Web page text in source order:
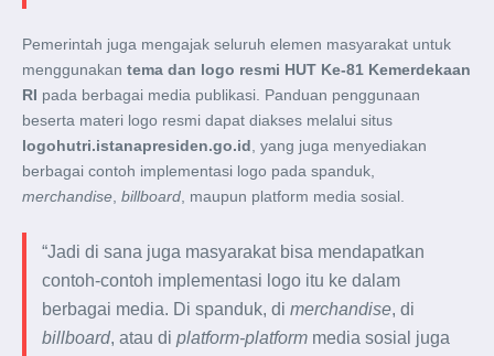
Pemerintah juga mengajak seluruh elemen masyarakat untuk
menggunakan tema dan logo resmi HUT Ke-81 Kemerdekaan
RI pada berbagai media publikasi. Panduan penggunaan
beserta materi logo resmi dapat diakses melalui situs
logohutri.istanapresiden.go.id, yang juga menyediakan
berbagai contoh implementasi logo pada spanduk,
merchandise, billboard, maupun platform media sosial.
“Jadi di sana juga masyarakat bisa mendapatkan
contoh-contoh implementasi logo itu ke dalam
berbagai media. Di spanduk, di merchandise, di
billboard, atau di platform-platformmedia sosial juga